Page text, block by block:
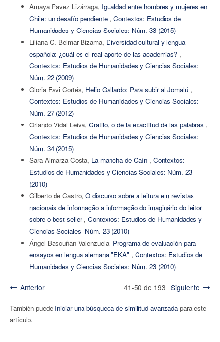
Amaya Pavez Lizárraga, Igualdad entre hombres y mujeres en
Chile: un desafío pendiente , Contextos: Estudios de
Humanidades y Ciencias Sociales: Núm. 33 (2015)
Liliana C. Belmar Bizama, Diversidad cultural y lengua
española: ¿cuál es el real aporte de las academias? ,
Contextos: Estudios de Humanidades y Ciencias Sociales:
Núm. 22 (2009)
Gloria Favi Cortés, Helio Gallardo: Para subir al Jomalú ,
Contextos: Estudios de Humanidades y Ciencias Sociales:
Núm. 27 (2012)
Orlando Vidal Leiva, Cratilo, o de la exactitud de las palabras ,
Contextos: Estudios de Humanidades y Ciencias Sociales:
Núm. 34 (2015)
Sara Almarza Costa, La mancha de Caín , Contextos:
Estudios de Humanidades y Ciencias Sociales: Núm. 23
(2010)
Gilberto de Castro, O discurso sobre a leitura em revistas
nacionais de informação a informação do imaginário do leitor
sobre o best-seller , Contextos: Estudios de Humanidades y
Ciencias Sociales: Núm. 23 (2010)
Ángel Bascuñan Valenzuela, Programa de evaluación para
ensayos en lengua alemana "EKA" , Contextos: Estudios de
Humanidades y Ciencias Sociales: Núm. 23 (2010)
Anterior 41-50 de 193 Siguiente
También puede Iniciar una búsqueda de similitud avanzadapara este
artículo.